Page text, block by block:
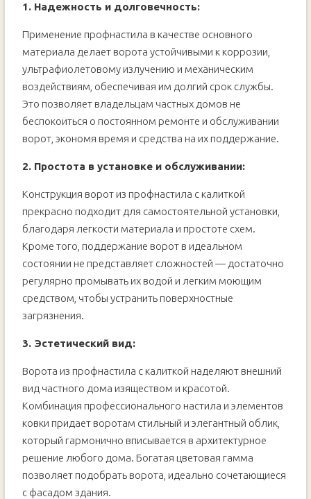
1. Надежность и долговечность:
Применение профнастила в качестве основного
материала делает ворота устойчивыми к коррозии,
ультрафиолетовому излучению и механическим
воздействиям, обеспечивая им долгий срок службы.
Это позволяет владельцам частных домов не
беспокоиться о постоянном ремонте и обслуживании
ворот, экономя время и средства на их поддержание.
2. Простота в установке и обслуживании:
Конструкция ворот из профнастила с калиткой
прекрасно подходит для самостоятельной установки,
благодаря легкости материала и простоте схем.
Кроме того, поддержание ворот в идеальном
состоянии не представляет сложностей — достаточно
регулярно промывать их водой и легким моющим
средством, чтобы устранить поверхностные
загрязнения.
3. Эстетический вид:
Ворота из профнастила с калиткой наделяют внешний
вид частного дома изяществом и красотой.
Комбинация профессионального настила и элементов
ковки придает воротам стильный и элегантный облик,
который гармонично вписывается в архитектурное
решение любого дома. Богатая цветовая гамма
позволяет подобрать ворота, идеально сочетающиеся
с фасадом здания.